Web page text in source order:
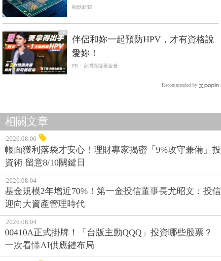
鍵零組件
觀點新聞
PR
伴侶和妳一起預防HPV，才有資格說
愛妳！
PR・台灣癌症基金會
Recommended by
相關文章
2026.08.06
帳面獲利落袋才安心！理財專家揭密「9%攻守兼備」投
資術 留意8/10關鍵日
2026.08.04
基金規模2年增近70%！第一金投信董事長尤昭文：投信
迎向大資產管理時代
2026.08.04
00410A正式掛牌！「台版主動QQQ」投資哪些股票？
一次看懂AI供應鏈布局